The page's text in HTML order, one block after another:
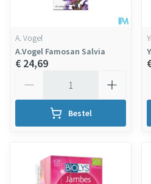
A. Vogel
A.Vogel Famosan Salvia
€ 24,69
Bestel